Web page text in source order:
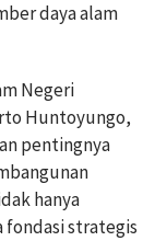
daya alam
Negeri
Huntoyungo,
pentingnya
hanya
strategis